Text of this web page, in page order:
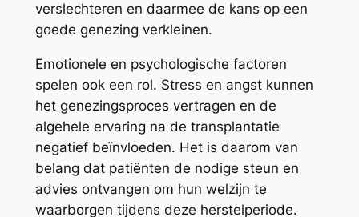
verslechteren en daarmee de kans op een
goede genezing verkleinen.
Emotionele en psychologische factoren
spelen ook een rol. Stress en angst kunnen
het genezingsproces vertragen en de
algehele ervaring na de transplantatie
negatief beïnvloeden. Het is daarom van
belang dat patiënten de nodige steun en
advies ontvangen om hun welzijn te
waarborgen tijdens deze herstelperiode.